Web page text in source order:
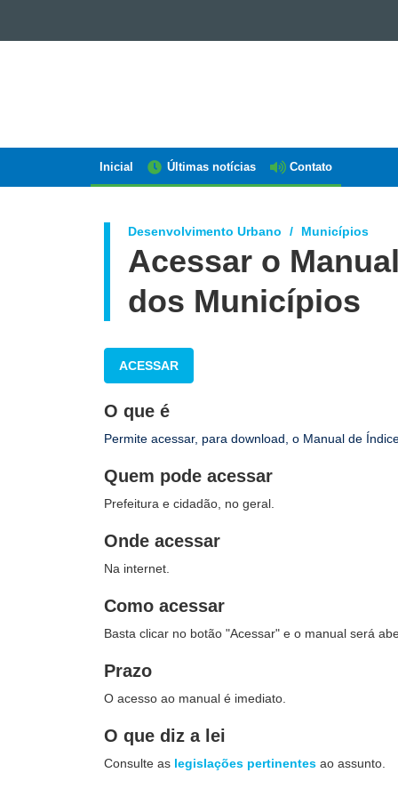
PARANÁ
Navegação
Inicial Últimas notícias Contato
Desenvolvimento Urbano Municípios
Acessar o
dos Municípios
ACESSAR
O que é
Permite acessar, para download, o Manual de
Quem pode acessar
Prefeitura e cidadão, no geral.
Onde acessar
Na internet.
Como acessar
Basta clicar no botão "Acessar" e o manual será
Prazo
O acesso ao manual é imediato.
O que diz a lei
Consulte as legislações pertinentes ao assunto.